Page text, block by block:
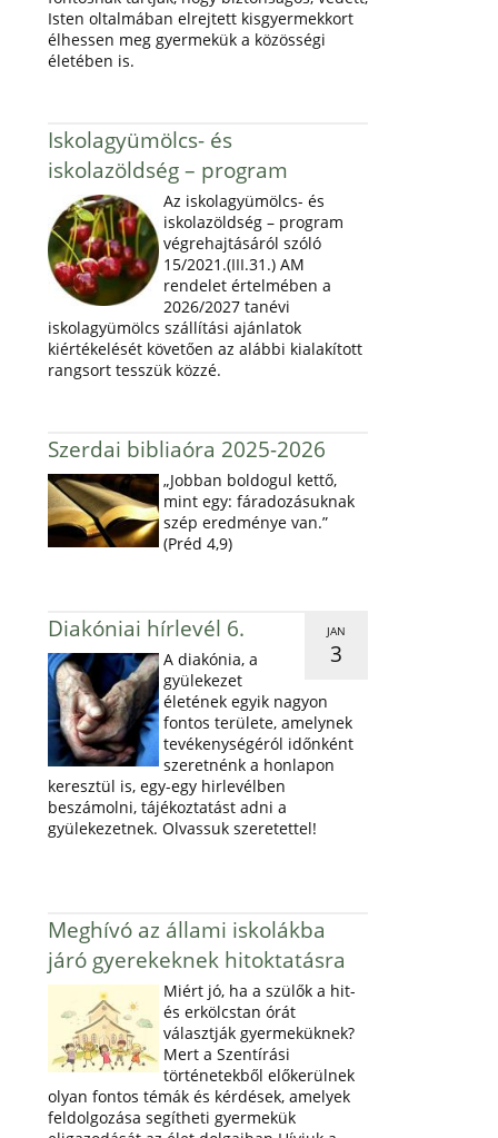
Isten oltalmában elrejtett kisgyermekkort
élhessen meg gyermekük a közösségi
életében is.
Iskolagyümölcs- és
iskolazöldség – program
Az iskolagyümölcs- és
iskolazöldség – program
végrehajtásáról szóló
15/2021.(III.31.) AM
rendelet értelmében a
2026/2027 tanévi
iskolagyümölcs szállítási ajánlatok
kiértékelését követően az alábbi kialakított
rangsort tesszük közzé.
Szerdai bibliaóra 2025-2026
„Jobban boldogul kettő,
mint egy: fáradozásuknak
szép eredménye van.”
(Préd 4,9)
JAN
3
Diakóniai hírlevél 6.
A diakónia, a
gyülekezet
életének egyik nagyon
fontos területe, amelynek
tevékenységéról időnként
szeretnénk a honlapon
keresztül is, egy-egy hirlevélben
beszámolni, tájékoztatást adni a
gyülekezetnek. Olvassuk szeretettel!
Meghívó az állami iskolákba
járó gyerekeknek hitoktatásra
Miért jó, ha a szülők a hit-
és erkölcstan órát
választják gyermeküknek?
Mert a Szentírási
történetekből előkerülnek
olyan fontos témák és kérdések, amelyek
feldolgozása segítheti gyermekük